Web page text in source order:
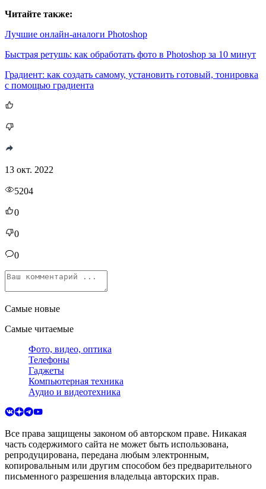
Читайте также:
Лучшие онлайн-аналоги Photoshop
Быстрая ретушь: как обработать фото в Photoshop за 10 минут
Градиент: как создать самому, установить готовый, тонировка
с помощью градиента
13 окт. 2022
5204
0
0
0
Самые новые
Самые читаемые
Фото, видео, оптика
Телефоны
Гаджеты
Компьютерная техника
Аудио и видеотехника
Все права защищены законом об авторском праве. Никакая
часть содержимого сайта не может быть использована,
репродуцирована, передана любым электронным,
копировальным или другим способом без предварительного
письменного разрешения владельца авторских прав.